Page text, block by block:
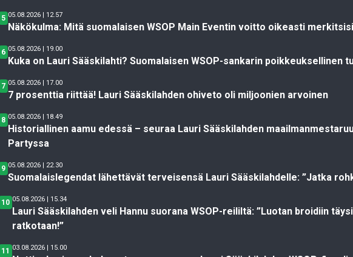
5 05.08.2026 | 12.57
Näkökulma: Mitä suomalaisen WSOP Main Eventin voitto oikeasti
6 05.08.2026 | 19.00
Kuka on Lauri Sääskilahti? Suomalaisen WSOP-sankarin poikkeuksellinen
7 05.08.2026 | 17.00
7 prosenttia riittää! Lauri Sääskilahden ohiveto oli miljoonien arvoinen
8 05.08.2026 | 18.49
Historiallinen aamu edessä – seuraa Lauri Sääskilahden
Partyssa
9 05.08.2026 | 22.30
Suomalaislegendat lähettävät terveisensä Lauri Sääskilahdelle: ”Jatka
10 05.08.2026 | 15.34
Lauri Sääskilahden veli Hannu suorana WSOP-reililtä: ”Luotan broidiin
ratkotaan!”
11 03.08.2026 | 15.00